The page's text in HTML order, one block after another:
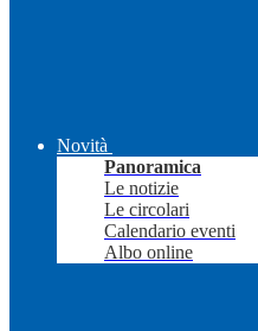
Novità
Panoramica
Le notizie
Le circolari
Calendario eventi
Albo online